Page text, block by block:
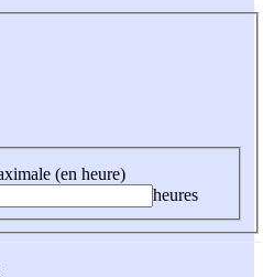
(en heure)
heures